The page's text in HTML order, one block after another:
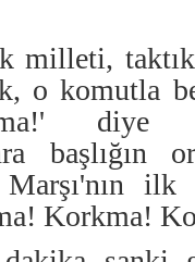
milleti,
o komutla
diye
başlığın
Korkma!